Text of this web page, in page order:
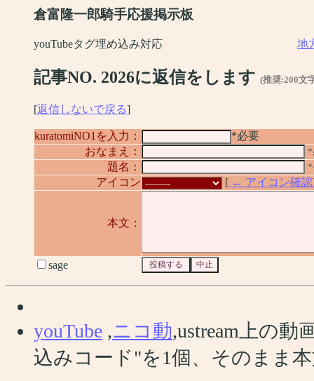
倉富隆一郎騎手応援掲示板
youTubeタグ埋め込み対応 地
記事NO. 2026に返信をします (推奨:200文
[返信しないで戻る]
kuratomiNO1を入力：
*必要
おなまえ：
*
題名： *
アイコン [ ← アイコン確認
本文：
sage
youTube ,ニコ動,ustream上の
込みコード"を1個、そのまま